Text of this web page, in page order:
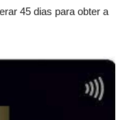
45 dias para obter a